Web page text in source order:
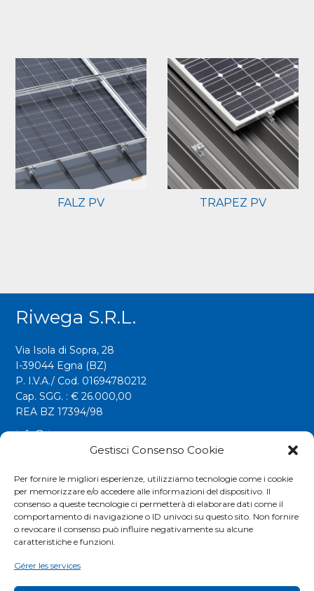
Gestisci Consenso Cookie
Per fornire le migliori esperienze, utilizziamo tecnologie come i cookie
per memorizzare e/o accedere alle informazioni del dispositivo. Il
consenso a queste tecnologie ci permetterà di elaborare dati come il
comportamento di navigazione o ID univoci su questo sito. Non fornire
o revocare il consenso può influire negativamente su alcune
caratteristiche e funzioni.
Gérer les services
FALZ PV TRAPEZ PV
Riwega S.r.l.
Via Isola di Sopra, 28
I-39044 Egna (BZ)
P. I.V.A./ Cod. 01694780212
Cap. SGG. : € 26.000,00
REA BZ 17394/98
info@riwega.com
riwega@legalmail.it
Fax. +39 0471 827555
Social